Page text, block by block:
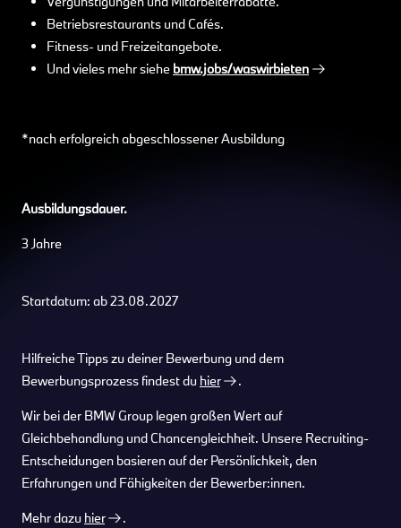
Betriebsrestaurants und Cafés.
Fitness- und Freizeitangebote.
Und vieles mehr siehe bmw.jobs/waswirbieten
*nach erfolgreich abgeschlossener Ausbildung
Ausbildungsdauer.
3 Jahre
Startdatum: ab 23.08.2027
Hilfreiche Tipps zu deiner Bewerbung und dem
Bewerbungsprozess findest du hier .
Wir bei der BMW Group legen großen Wert auf
Gleichbehandlung und Chancengleichheit. Unsere Recruiting-
Entscheidungen basieren auf der Persönlichkeit, den
Erfahrungen und Fähigkeiten der Bewerber:innen.
Mehr dazu hier .